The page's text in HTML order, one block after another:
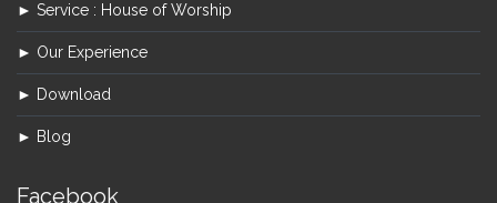
► Service : House of Worship
► Our Experience
► Download
► Blog
Facebook